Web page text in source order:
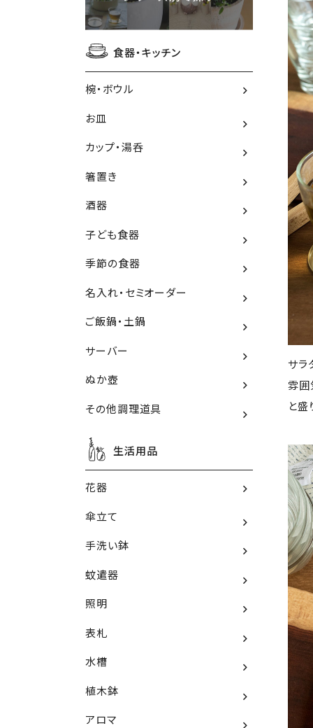
食器・キッチン
椀・ボウル
お皿
カップ・湯呑
箸置き
酒器
子ども食器
季節の食器
名入れ・セミオーダー
ご飯鍋・土鍋
サーバー
ぬか壺
その他調理道具
生活用品
花器
傘立て
手洗い鉢
蚊遣器
照明
表札
水槽
植木鉢
アロマ
サラ
雰囲
と盛